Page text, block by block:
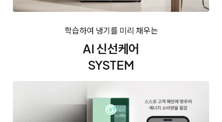
학습하여 냉기를 미리 채우는
AI 신선케어
SYSTEM